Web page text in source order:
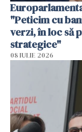
"Peticim cu
verzi, în loc să
strategice"
08 IULIE 2026